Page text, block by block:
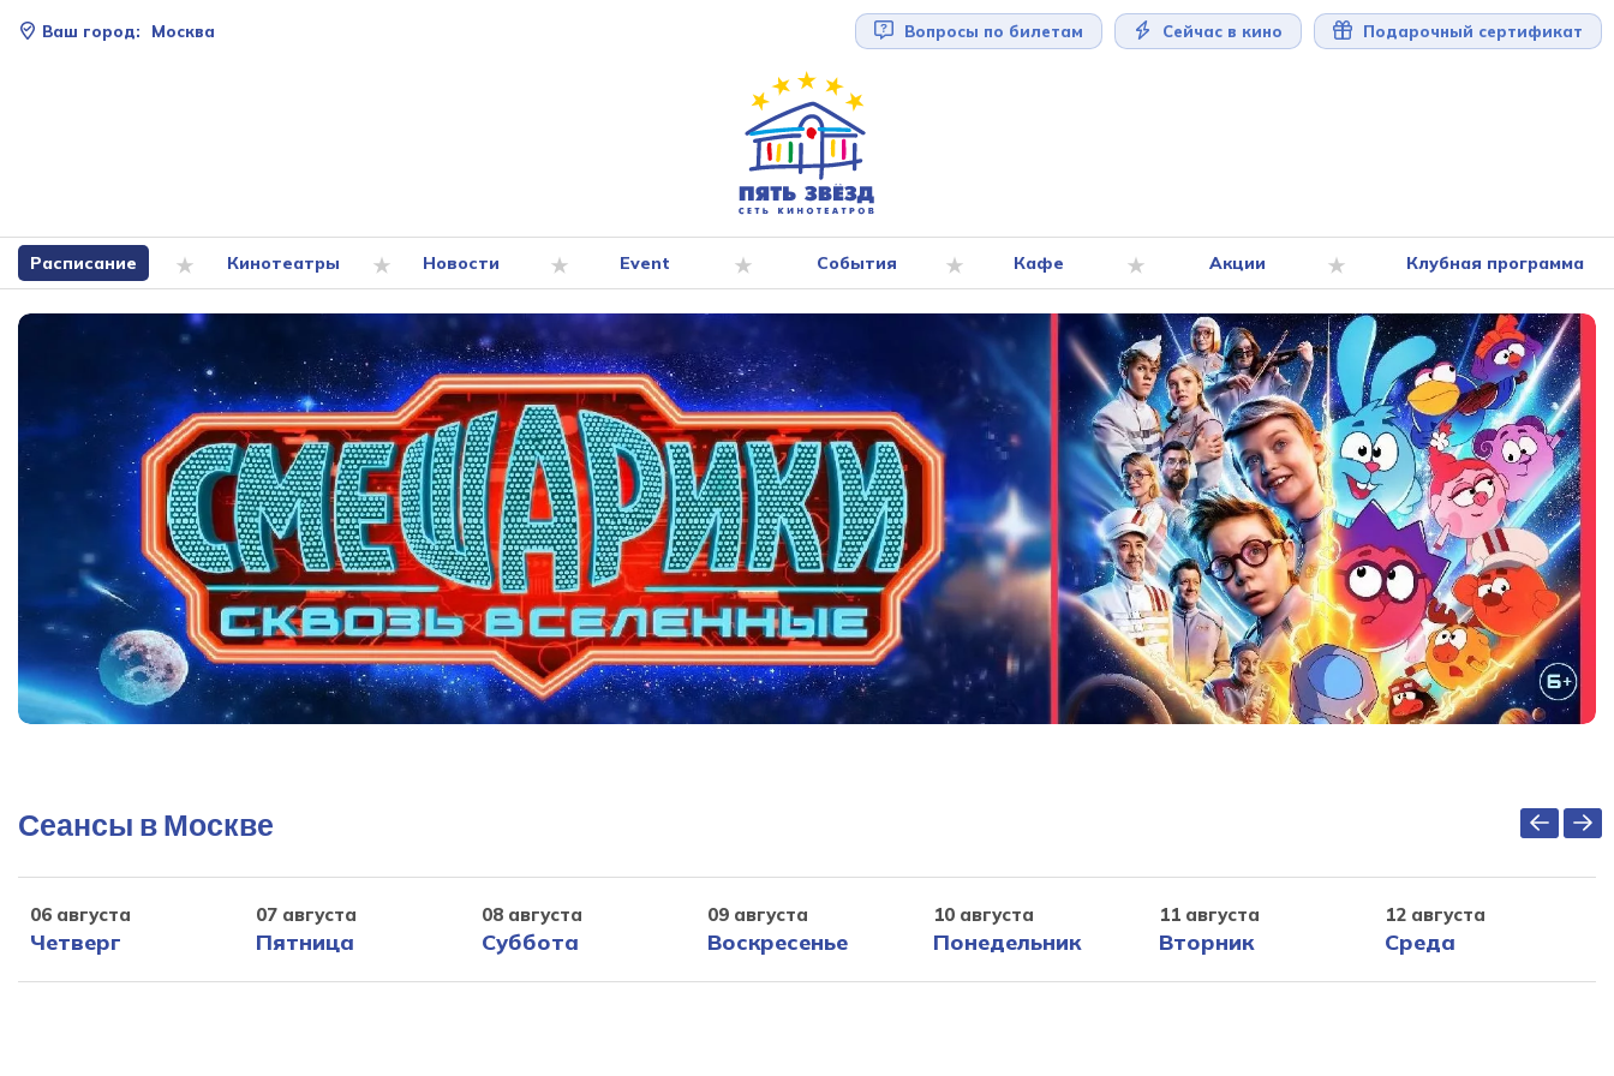
Ваш город: Москва Вопросы по билетам Сейчас в кино Подарочный сертификат
Расписание Кинотеатры Новости Event События Кафе Акции Клубная программа
Сеансы в Москве
06 августа
Четверг
07 августа
Пятница
08 августа
Суббота
09 августа
Воскресенье
10 августа
Понедельник
11 августа
Вторник
12 августа
Среда